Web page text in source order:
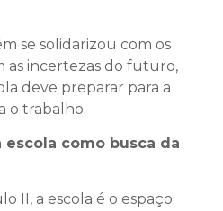
se solidarizou com os
as incertezas do futuro,
deve preparar para a
o trabalho.
escola como busca da
II, a escola é o espaço